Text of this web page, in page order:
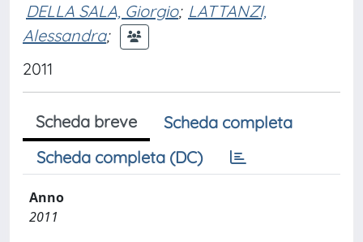
DELLA SALA, Giorgio; LATTANZI,
Alessandra;
2011
Scheda breve
Scheda completa
Scheda completa (DC)
Anno
2011